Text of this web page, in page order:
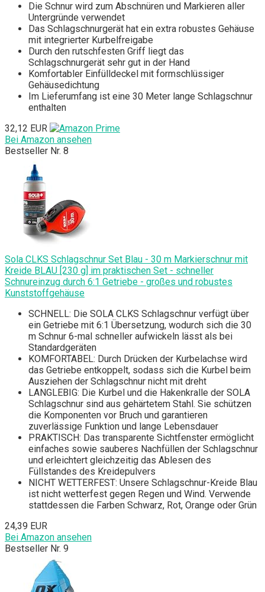
Die Schnur wird zum Abschnüren und Markieren aller
Untergründe verwendet
Das Schlagschnurgerät hat ein extra robustes Gehäuse
mit integrierter Kurbelfreigabe
Durch den rutschfesten Griff liegt das
Schlagschnurgerät sehr gut in der Hand
Komfortabler Einfülldeckel mit formschlüssiger
Gehäusedichtung
Im Lieferumfang ist eine 30 Meter lange Schlagschnur
enthalten
32,12 EUR
Bei Amazon ansehen
Bestseller Nr. 8
Sola CLKS Schlagschnur Set Blau - 30 m Markierschnur mit
Kreide BLAU [230 g] im praktischen Set - schneller
Schnureinzug durch 6:1 Getriebe - großes und robustes
Kunststoffgehäuse
SCHNELL: Die SOLA CLKS Schlagschnur verfügt über
ein Getriebe mit 6:1 Übersetzung, wodurch sich die 30
m Schnur 6-mal schneller aufwickeln lässt als bei
Standardgeräten
KOMFORTABEL: Durch Drücken der Kurbelachse wird
das Getriebe entkoppelt, sodass sich die Kurbel beim
Ausziehen der Schlagschnur nicht mit dreht
LANGLEBIG: Die Kurbel und die Hakenkralle der SOLA
Schlagschnur sind aus gehärtetem Stahl. Sie schützen
die Komponenten vor Bruch und garantieren
zuverlässige Funktion und lange Lebensdauer
PRAKTISCH: Das transparente Sichtfenster ermöglicht
einfaches sowie sauberes Nachfüllen der Schlagschnur
und erleichtert gleichzeitig das Ablesen des
Füllstandes des Kreidepulvers
NICHT WETTERFEST: Unsere Schlagschnur-Kreide Blau
ist nicht wetterfest gegen Regen und Wind. Verwende
stattdessen die Farben Schwarz, Rot, Orange oder Grün
24,39 EUR
Bei Amazon ansehen
Bestseller Nr. 9